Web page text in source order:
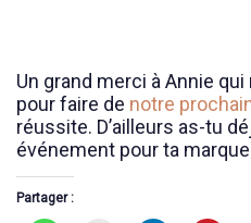
Un grand merci à Annie
pour faire de notre
réussite. D’ailleurs as-tu
événement pour ta
Partager :